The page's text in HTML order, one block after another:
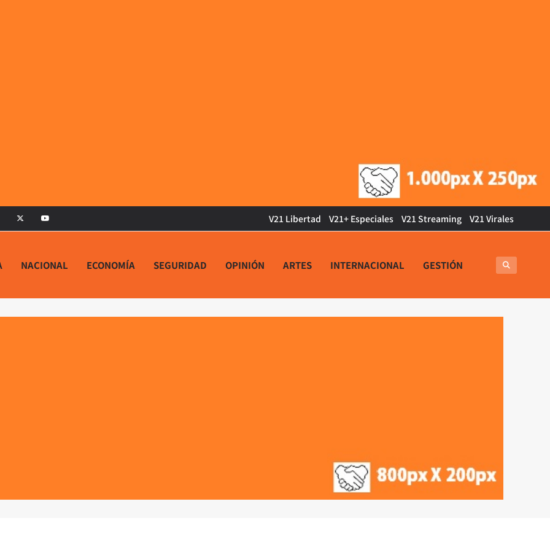
V21 Libertad V21+ Especiales V21 Streaming V21 Virales
NACIONAL ECONOMÍA SEGURIDAD OPINIÓN ARTES INTERNACIONAL GESTIÓN